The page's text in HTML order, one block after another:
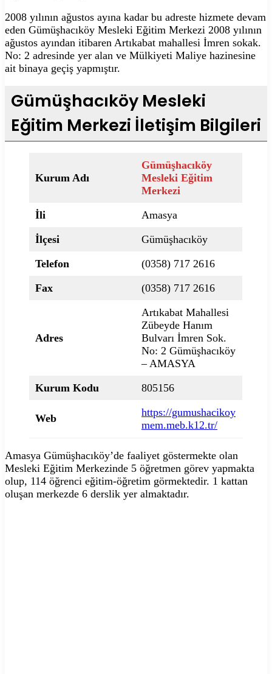
2008 yılının ağustos ayına kadar bu adreste hizmete devam
eden Gümüşhacıköy Mesleki Eğitim Merkezi 2008 yılının
ağustos ayından itibaren Artıkabat mahallesi İmren sokak.
No: 2 adresinde yer alan ve Mülkiyeti Maliye hazinesine
ait binaya geçiş yapmıştır.
Gümüşhacıköy Mesleki
Eğitim Merkezi İletişim Bilgileri
Kurum Adı
Gümüşhacıköy
Mesleki Eğitim
Merkezi
İli
Amasya
İlçesi
Gümüşhacıköy
Telefon
(0358) 717 2616
Fax
(0358) 717 2616
Adres
Artıkabat Mahallesi
Zübeyde Hanım
Bulvarı İmren Sok.
No: 2 Gümüşhacıköy
– AMASYA
Kurum Kodu
805156
Web
https://gumushacikoy
mem.meb.k12.tr/
Amasya Gümüşhacıköy’de faaliyet göstermekte olan
Mesleki Eğitim Merkezinde 5 öğretmen görev yapmakta
olup, 114 öğrenci eğitim-öğretim görmektedir. 1 kattan
oluşan merkezde 6 derslik yer almaktadır.